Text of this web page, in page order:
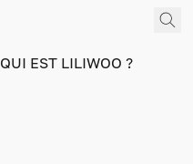
QUI EST LILIWOO ?